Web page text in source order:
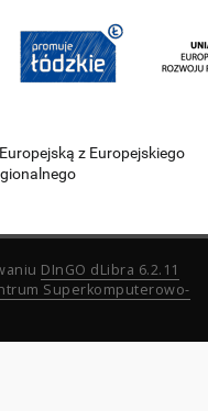
z Europejskiego
DInGO dLibra 6.2.11
Superkomputerowo-